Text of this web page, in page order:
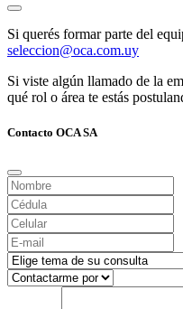
Si querés formar parte del
seleccion@oca.com.uy
Si viste algún llamado de la
qué rol o área te estás
Contacto OCA SA